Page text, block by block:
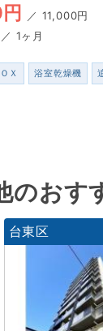
／ 11,000円
1ヶ月
Ｘ 浴室乾燥機
のおす
台東区